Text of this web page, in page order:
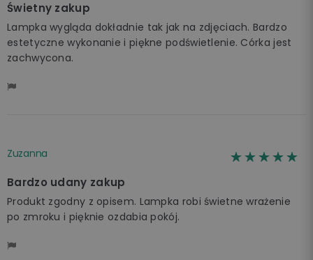
Świetny zakup
Lampka wygląda dokładnie tak jak na zdjęciach. Bardzo
estetyczne wykonanie i piękne podświetlenie. Córka jest
zachwycona.
Zuzanna ☆☆☆☆☆
★★★★★
Bardzo udany zakup
Produkt zgodny z opisem. Lampka robi świetne wrażenie
po zmroku i pięknie ozdabia pokój.